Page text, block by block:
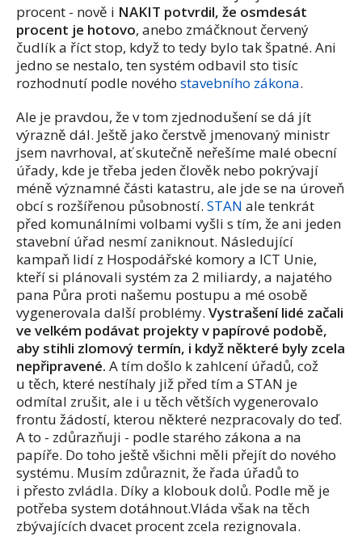
procent - nově i NAKIT potvrdil, že osmdesát
procent je hotovo, anebo zmáčknout červený
čudlík a říct stop, když to tedy bylo tak špatné. Ani
jedno se nestalo, ten systém odbavil sto tisíc
rozhodnutí podle nového stavebního zákona.
Ale je pravdou, že v tom zjednodušení se dá jít
výrazně dál. Ještě jako čerstvě jmenovaný ministr
jsem navrhoval, ať skutečně neřešíme malé obecní
úřady, kde je třeba jeden člověk nebo pokrývají
méně významné části katastru, ale jde se na úroveň
obcí s rozšířenou působností. STAN ale tenkrát
před komunálními volbami vyšli s tím, že ani jeden
stavební úřad nesmí zaniknout. Následující
kampaň lidí z Hospodářské komory a ICT Unie,
kteří si plánovali systém za 2 miliardy, a najatého
pana Půra proti našemu postupu a mé osobě
vygenerovala další problémy. Vystrašení lidé začali
ve velkém podávat projekty v papírové podobě,
aby stihli zlomový termín, i když některé byly zcela
nepřipravené. A tím došlo k zahlcení úřadů, což
u těch, které nestíhaly již před tím a STAN je
odmítal zrušit, ale i u těch větších vygenerovalo
frontu žádostí, kterou některé nezpracovaly do teď.
A to - zdůrazňuji - podle starého zákona a na
papíře. Do toho ještě všichni měli přejít do nového
systému. Musím zdůraznit, že řada úřadů to
i přesto zvládla. Díky a klobouk dolů. Podle mě je
potřeba system dotáhnout.Vláda však na těch
zbývajících dvacet procent zcela rezignovala.